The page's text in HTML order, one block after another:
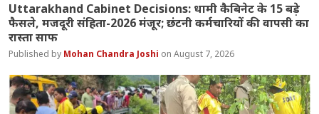
Uttarakhand Cabinet Decisions: धामी कैबिनेट के 15 बड़े
फैसले, मजदूरी संहिता-2026 मंजूर; छंटनी कर्मचारियों की वापसी का
रास्ता साफ
Mohan Chandra Joshi August 7, 2026